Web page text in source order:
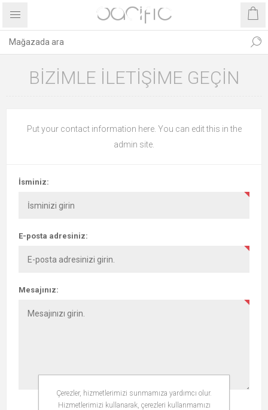
BIZIMLE ILETIŞIME GEÇIN
Put your contact information here. You can edit this in the
admin site.
İsminiz:
E-posta adresiniz:
Mesajınız:
Çerezler, hizmetlerimizi sunmamıza yardımcı olur.
Hizmetlerimizi kullanarak, çerezleri kullanmamızı